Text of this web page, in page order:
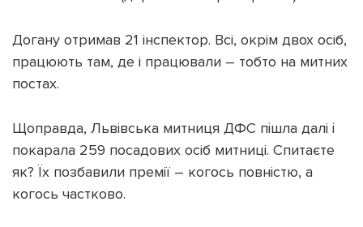
Догану отримав 21 інспектор. Всі, окрім двох осіб,
працюють там, де і працювали – тобто на митних
постах.
Щоправда, Львівська митниця ДФС пішла далі і
покарала 259 посадових осіб митниці. Спитаєте
як? Їх позбавили премії – когось повністю, а
когось частково.